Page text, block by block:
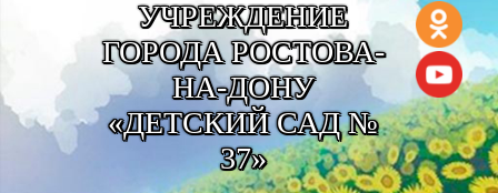
УЧРЕЖДЕНИЕ
ГОРОДА РОСТОВА-
НА-ДОНУ
«ДЕТСКИЙ САД №
37»